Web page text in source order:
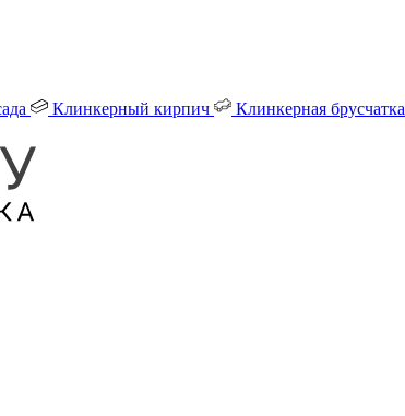
Клинкерный кирпич Клинкерная брусчатка